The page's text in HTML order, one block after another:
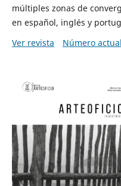
múltiples zonas de
en español, inglés y
Ver revista
Número actual